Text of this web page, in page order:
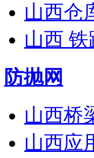
山西仓
山西
防抛网
山西桥
山西应